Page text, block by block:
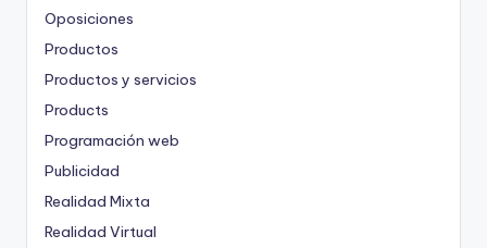
Oposiciones
Productos
Productos y servicios
Products
Programación web
Publicidad
Realidad Mixta
Realidad Virtual